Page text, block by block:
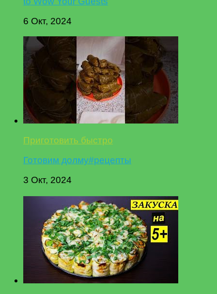
6 Окт, 2024
Приготовить быстро
Готовим долму#рецепты
3 Окт, 2024